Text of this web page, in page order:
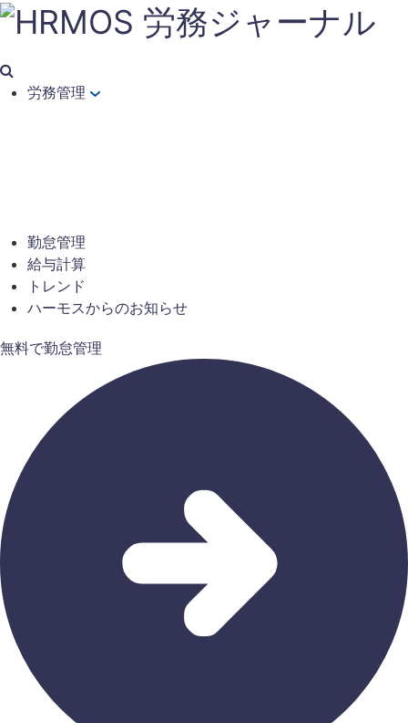
労務管理
勤怠管理
給与計算
トレンド
ハーモスからのお知らせ
無料で勤怠管理